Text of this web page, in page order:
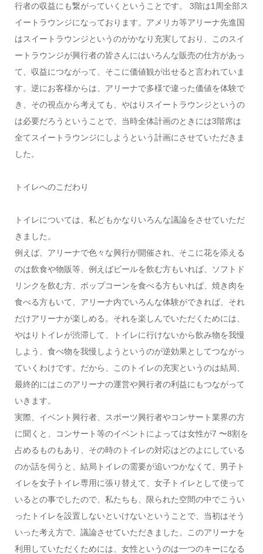
行者の収益にも繋がっていくということです。 3階は1周全部ス
イートラウンジになっております。アメリカ等アリーナ先進国
はスイートラウンジというのがかなり充実しており、このスイ
ートラウンジが興行者の皆さんにはいろんな販売の仕方があっ
て、収益につながって、そこに価値観が出せると言われていま
す。逆にお客様からは、アリーナで多様で違った価値を体験で
き、その視点から考えても、やはりスイートラウンジというの
は必要だろうということで、当時全体計画のときには3階席は
全てスイートラウンジにしようという計画にさせていただきま
した。
トイレへのこだわり
トイレについては、私どもかなりいろんな議論をさせていただ
きました。
例えば、アリーナで色々な興行が開催され、そこに花を添える
のは飲食や物販等、例えばビールを飲む方もいれば、ソフトド
リンクを飲む方、ポップコーンを食べる方もいれば、焼き肉を
食べる方もいて、アリーナ内でいろんな体験ができれば、それ
だけアリーナが楽しめる。それを楽しんでいただくためには、
やはりトイレが渋滞して、トイレに行けないから飲み物を我慢
しよう、食べ物を我慢しようというのが逆効果としてつながっ
ていくわけです。だから、このトイレの充実というのは結局、
最終的にはこのアリーナの運営や興行者の利益にもつながって
いきます。
実際、イベント興行者、スポーツ興行者やコンサート業界の方
に聞くと、コンサート等のイベントによっては女性が7 〜8割を
占めるものもあり、その時のトイレの対応はどのよにしている
のか話を伺うと、結局トイレの需要が追いつかなくて、男子ト
イレを女子トイレ専用に張り替えて、女子トイレとして使って
いるとの事でしたので、私たちも、限られた空間の中でこうい
ったトイレを設置しないといけないということで、当初はそう
いった考え方で、議論させていただきました。このアリーナを
利用していただくためには、女性というのは一つのキーになる